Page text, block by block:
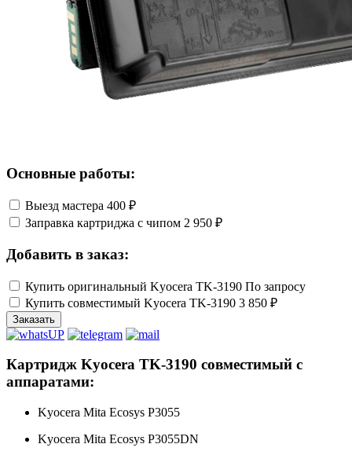
Основные работы:
Выезд мастера 400 ₽
Заправка картриджа с чипом 2 950 ₽
Добавить в заказ:
Купить оригинальный Kyocera TK-3190 По запросу
Купить совместимый Kyocera TK-3190 3 850 ₽
Заказать
Картридж Kyocera TK-3190 совместимый с
аппаратами:
Kyocera Mita Ecosys P3055
Kyocera Mita Ecosys P3055DN